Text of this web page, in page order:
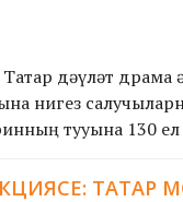
дәүләт драма
нигез
тууына 130 ел